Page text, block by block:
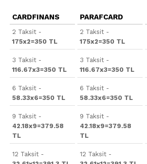
CARDFINANS
2 Taksit -
175x2=350 TL
3 Taksit -
116.67x3=350 TL
6 Taksit -
58.33x6=350 TL
9 Taksit -
42.18x9=379.58
TL
12 Taksit -
PARAFCARD
2 Taksit -
175x2=350 TL
3 Taksit -
116.67x3=350 TL
6 Taksit -
58.33x6=350 TL
9 Taksit -
42.18x9=379.58
TL
12 Taksit -